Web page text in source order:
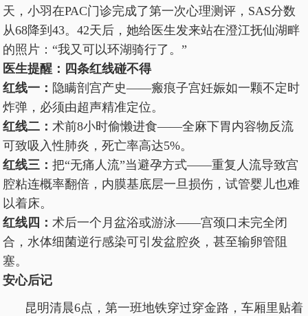
天，小羽在PAC门诊完成了第一次心理测评，SAS分数
从68降到43。42天后，她给医生发来站在澄江抚仙湖畔
的照片：“我又可以环湖骑行了。”
医生提醒：四条红线碰不得
红线一： 隐瞒剖宫产史——瘢痕子宫妊娠如一颗不定时
炸弹，必须由超声精准定位。
红线二：术前8小时偷懒进食——全麻下胃内容物反流
可致吸入性肺炎，死亡率高达5%。
红线三：把“无痛人流”当避孕方式——重复人流导致宫
腔粘连概率翻倍，内膜基底层一旦损伤，试管婴儿也难
以着床。
红线四：术后一个月盆浴或游泳——宫颈口未完全闭
合，水体细菌逆行感染可引发盆腔炎，甚至输卵管阻
塞。
安心后记
昆明清晨6点，第一班地铁穿过穿金路，车厢里贴着